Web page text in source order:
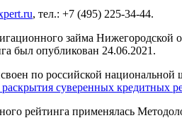
, тел.: +7 (495) 225-34-44.
займа Нижегородской
был опубликован 24.06.2021.
по российской национальной
суверенных кредитных
рейтинга применялась